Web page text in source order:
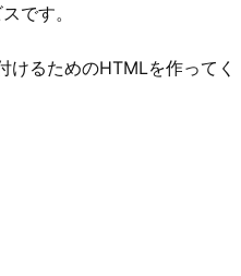
です。
るためのHTMLを作ってく